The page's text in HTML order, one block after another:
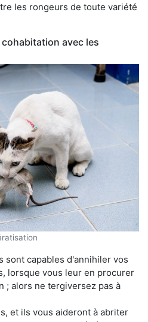
les rongeurs de toute variété
avec les
sont capables d'annihiler vos
lorsque vous leur en procurer
; alors ne tergiversez pas à
et ils vous aideront à abriter